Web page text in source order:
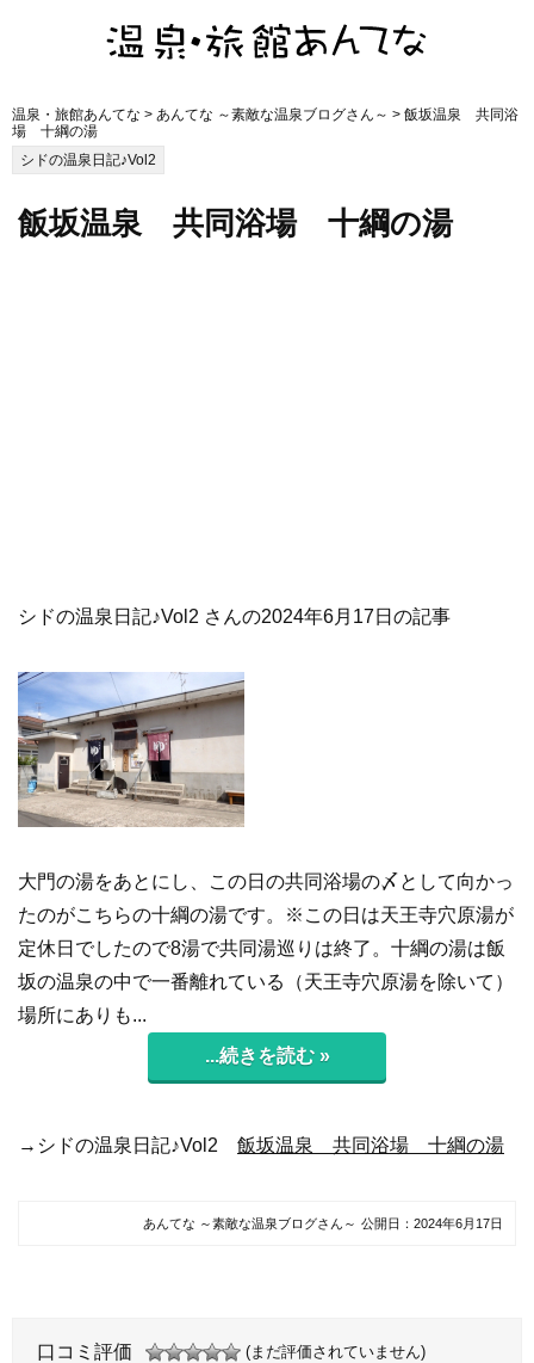
温泉・旅館あんてな > あんてな ～素敵な温泉ブログさん～ > 飯坂温泉 共同浴
場 十綱の湯
シドの温泉日記♪Vol2
飯坂温泉 共同浴場 十綱の湯
シドの温泉日記♪Vol2 さんの2024年6月17日の記事
大門の湯をあとにし、この日の共同浴場の〆として向かっ
たのがこちらの十綱の湯です。※この日は天王寺穴原湯が
定休日でしたので8湯で共同湯巡りは終了。十綱の湯は飯
坂の温泉の中で一番離れている（天王寺穴原湯を除いて）
場所にありも...
...続きを読む »
→シドの温泉日記♪Vol2 飯坂温泉 共同浴場 十綱の湯
あんてな ～素敵な温泉ブログさん～ 公開日： 2024年6月17日
口コミ評価 (まだ評価されていません)